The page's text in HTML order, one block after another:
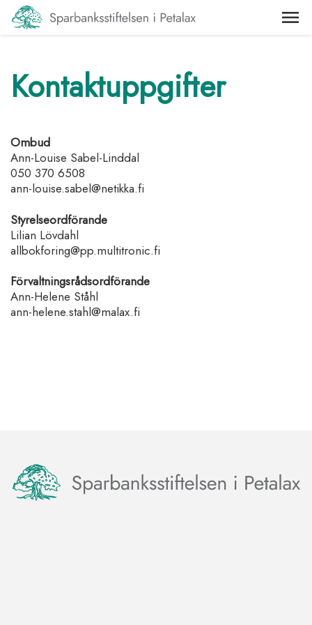
Kontaktuppgifter
Ombud
Ann-Louise Sabel-Linddal
050 370 6508
ann-louise.sabel@netikka.fi
Styrelseordförande
Lilian Lövdahl
allbokforing@pp.multitronic.fi
Förvaltningsrådsordförande
Ann-Helene Ståhl
ann-helene.stahl@malax.fi